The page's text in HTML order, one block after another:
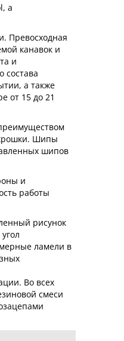
а
Превосходная
канавок и
и
состава
а также
от 15 до 21
Шипы
шипов
и
работы
рисунок
ламели в
Во всех
смеси